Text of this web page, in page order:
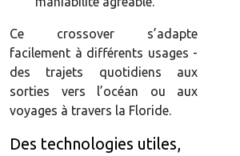
Ce crossover s’adapte
facilement à différents usages -
des trajets quotidiens aux
sorties vers l’océan ou aux
voyages à travers la Floride.
Des technologies utiles,